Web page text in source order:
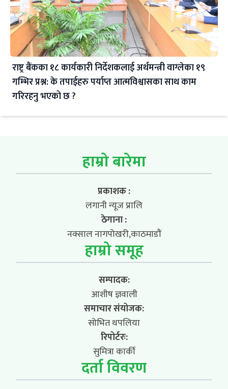
राष्ट्र बैंकका १८ कार्यकारी निर्देशकलाई अर्थमन्त्री वाग्लेका १९
गम्भिर प्रश्न: के तपाईहरु पर्याप्त आत्मविश्वासका साथ काम
गरिरहनु भएको छ ?
हाम्रो बारेमा
प्रकाशक :
लगानी न्यूज प्रालि
ठेगाना :
नक्साल नागपोखरी,काठमाडौं
हाम्रो समूह
सम्पादक:
आशीष ज्ञवाली
समाचार संयोजक:
सोभित थपलिया
रिपोर्टरः:
सुमित्रा कार्की
दर्ता विवरण